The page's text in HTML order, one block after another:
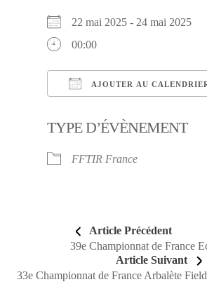
22 mai 2025 - 24 mai 2025
00:00
AJOUTER AU
TYPE D’ÉVÈNEMENT
FFTIR France
Article Précédent
39e Championnat de France
Article Suivant
33e Championnat de France Arbalète Field